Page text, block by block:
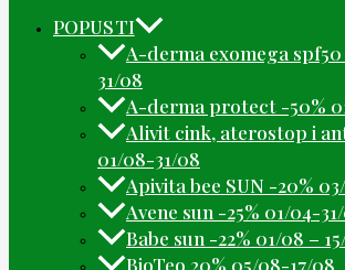
POPUSTI
A-derma exomega
31/08
A-derma protect -50%
Alivit cink, aterostop i
01/08-31/08
Apivita bee SUN -20%
Avene sun -25% 01/04-
Babe sun -22% 01/08 –
BioTeo 20% 05/08-17/08